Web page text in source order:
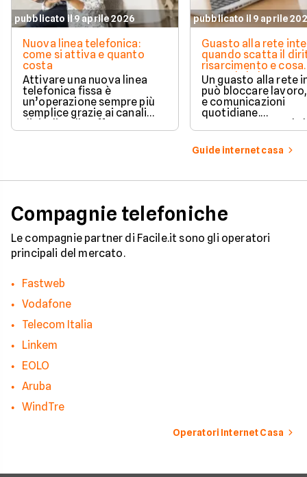
pubblicato il 9 aprile 2026
Nuova linea telefonica:
come si attiva e quanto
costa
Attivare una nuova linea
telefonica fissa è
un’operazione sempre più
semplice grazie ai canali
integrate con internet casa.
pubblicato il 9 aprile
Guasto alla rete
quando scatta il
risarcimento e cosa
prevede la legge
Un guasto alla rete
può bloccare
e comunicazioni
quotidiane.
prevede strumenti
per ottenere un
risarcimento in
Guide internet casa
Compagnie telefoniche
Le compagnie partner di Facile.it sono gli operatori
principali del mercato.
Fastweb
Vodafone
Telecom Italia
Linkem
EOLO
Aruba
WindTre
Operatori Internet Casa